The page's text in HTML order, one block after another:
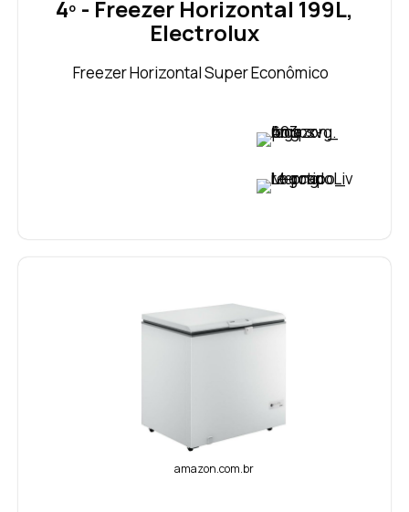
4º - Freezer Horizontal 199L,
Electrolux
Freezer Horizontal Super Econômico
amazon.com.br